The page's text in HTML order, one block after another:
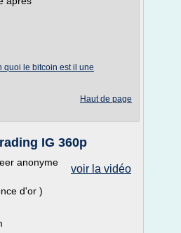
quoi le bitcoin est il une
Haut de page
IG 360p
voir la vidéo
anonyme
d'or )